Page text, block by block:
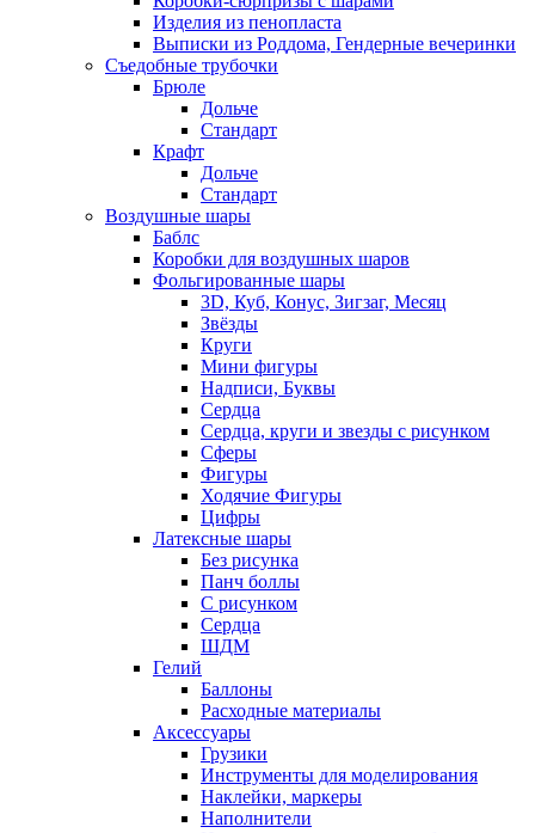
Изделия из пенопласта
Выписки из Роддома, Гендерные вечеринки
Съедобные трубочки
Брюле
Дольче
Стандарт
Крафт
Дольче
Стандарт
Воздушные шары
Баблс
Коробки для воздушных шаров
Фольгированные шары
3D, Куб, Конус, Зигзаг, Месяц
Звёзды
Круги
Мини фигуры
Надписи, Буквы
Сердца
Сердца, круги и звезды с рисунком
Сферы
Фигуры
Ходячие Фигуры
Цифры
Латексные шары
Без рисунка
Панч боллы
С рисунком
Сердца
ШДМ
Гелий
Баллоны
Расходные материалы
Аксессуары
Грузики
Инструменты для моделирования
Наклейки, маркеры
Наполнители